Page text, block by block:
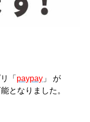
「paypay 」 が
となりました。